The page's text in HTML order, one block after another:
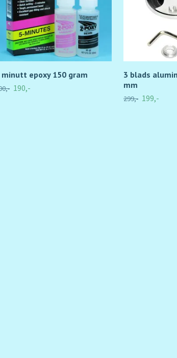
minutt epoxy 150 gram
190,-
3 blads
mm
299,- 199,-